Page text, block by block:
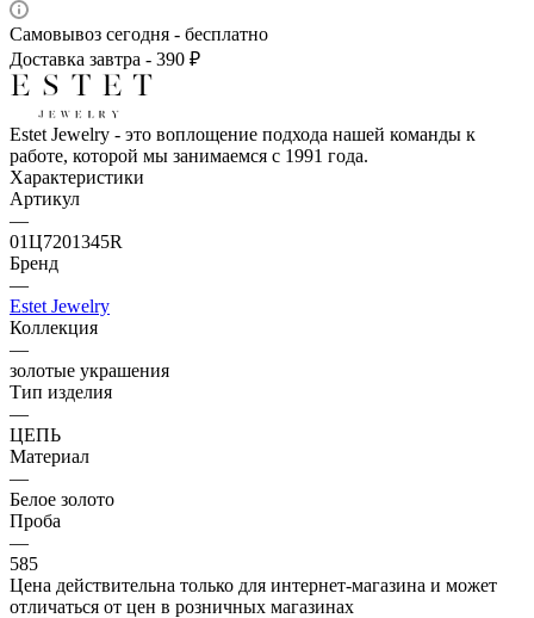
Самовывоз сегодня - бесплатно
Доставка завтра - 390 ₽
Estet Jewelry - это воплощение подхода нашей команды к
работе, которой мы занимаемся с 1991 года.
Характеристики
Артикул
—
01Ц7201345R
Бренд
—
Estet Jewelry
Коллекция
—
золотые украшения
Тип изделия
—
ЦЕПЬ
Материал
—
Белое золото
Проба
—
585
Цена действительна только для интернет-магазина и может
отличаться от цен в розничных магазинах